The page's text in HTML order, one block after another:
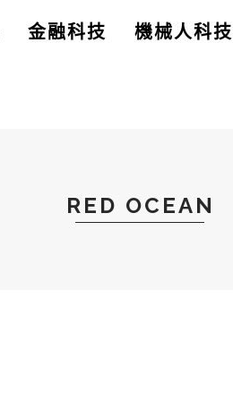
金融科技 機械人科技
RED OCEAN